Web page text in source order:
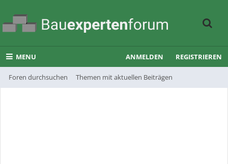
MENU
Foren durchsuchen Themen mit aktuellen Beiträgen
ANMELDEN REGISTRIEREN